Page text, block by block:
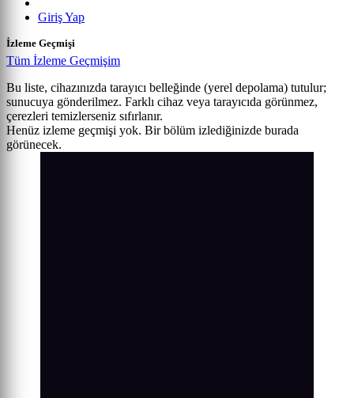
Giriş Yap
İzleme Geçmişi
Tüm İzleme Geçmişim
Bu liste, cihazınızda tarayıcı belleğinde (yerel depolama) tutulur;
sunucuya gönderilmez. Farklı cihaz veya tarayıcıda görünmez,
çerezleri temizlerseniz sıfırlanır.
Henüz izleme geçmişi yok. Bir bölüm izlediğinizde burada
görünecek.